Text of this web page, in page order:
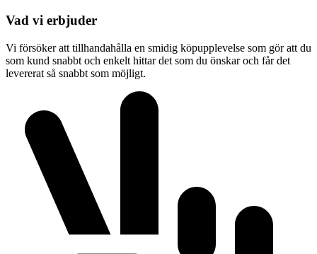
Vad vi erbjuder
Vi försöker att tillhandahålla en smidig köpupplevelse som gör att du
som kund snabbt och enkelt hittar det som du önskar och får det
levererat så snabbt som möjligt.